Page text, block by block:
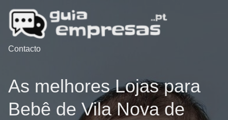
Contacto
As melhores Lojas para
Bebê de Vila Nova de